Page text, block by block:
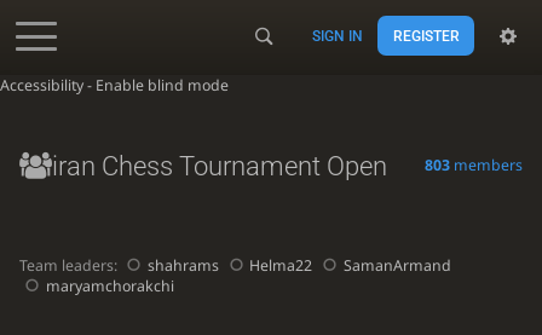
Accessibility - Enable blind mode
SIGN IN REGISTER
iran Chess Tournament Open 803 members
Team leaders: shahrams Helma22
SamanArmand
maryamchorakchi